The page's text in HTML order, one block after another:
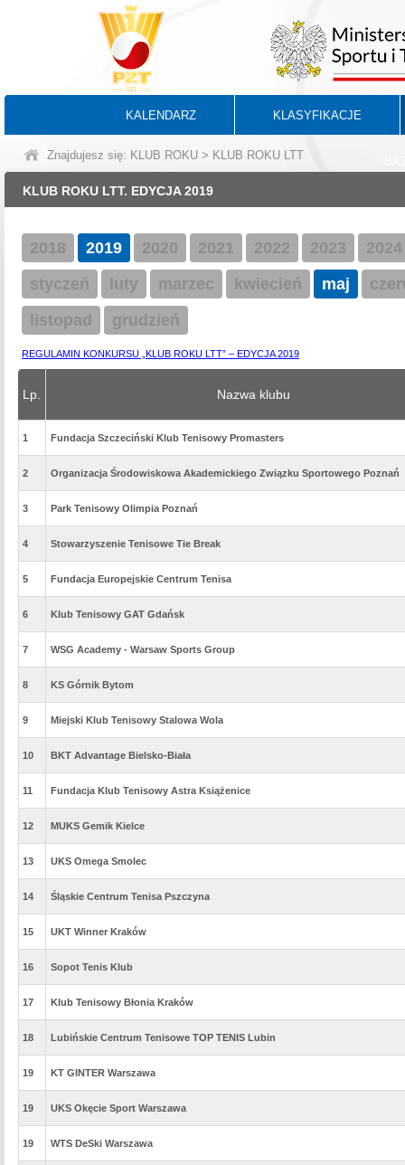
KALENDARZ KLASYFIKACJE
Znajdujesz się: KLUB ROKU > KLUB ROKU LTT
KLUB ROKU LTT. EDYCJA 2019
2018 2019 2020 2021 2022 2023
2024
styczeń
luty marzec kwiecień maj
listopad
grudzień
REGULAMIN KONKURSU „KLUB ROKU LTT” – EDYCJA 2019
Lp. Nazwa klubu
1 Fundacja Szczeciński Klub Tenisowy Promasters
2 Organizacja Środowiskowa Akademickiego Związku Sportowego Poznań
3 Park Tenisowy Olimpia Poznań
4 Stowarzyszenie Tenisowe Tie Break
5 Fundacja Europejskie Centrum Tenisa
6 Klub Tenisowy GAT Gdańsk
7 WSG Academy - Warsaw Sports Group
8 KS Górnik Bytom
9 Miejski Klub Tenisowy Stalowa Wola
10 BKT Advantage Bielsko-Biała
11 Fundacja Klub Tenisowy Astra Książenice
12 MUKS Gemik Kielce
13 UKS Omega Smolec
14 Śląskie Centrum Tenisa Pszczyna
15 UKT Winner Kraków
16 Sopot Tenis Klub
17 Klub Tenisowy Błonia Kraków
18 Lubińskie Centrum Tenisowe TOP TENIS Lubin
19 KT GINTER Warszawa
19 UKS Okęcie Sport Warszawa
19 WTS DeSki Warszawa